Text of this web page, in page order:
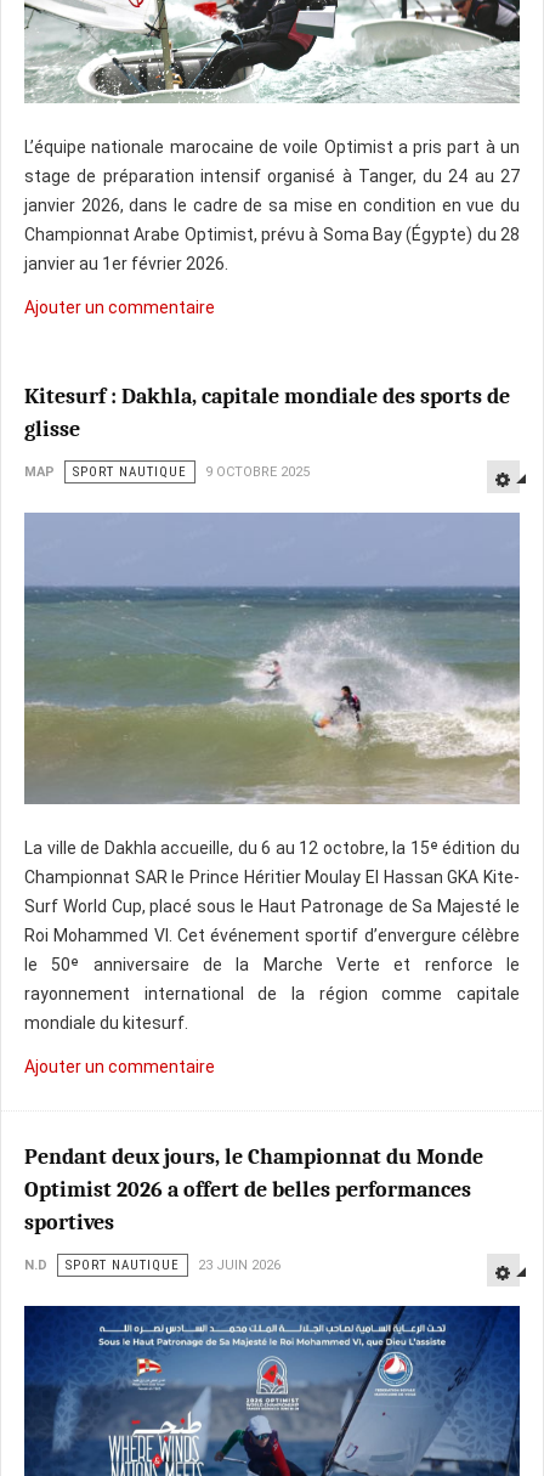
L’équipe nationale marocaine de voile Optimist a pris part à un
stage de préparation intensif organisé à Tanger, du 24 au 27
janvier 2026, dans le cadre de sa mise en condition en vue du
Championnat Arabe Optimist, prévu à Soma Bay (Égypte) du 28
janvier au 1er février 2026.
Ajouter un commentaire
Kitesurf : Dakhla, capitale mondiale des sports de
glisse
MAP SPORT NAUTIQUE 9 OCTOBRE 2025
La ville de Dakhla accueille, du 6 au 12 octobre, la 15ᵉ édition du
Championnat SAR le Prince Héritier Moulay El Hassan GKA Kite-
Surf World Cup, placé sous le Haut Patronage de Sa Majesté le
Roi Mohammed VI. Cet événement sportif d’envergure célèbre
le 50ᵉ anniversaire de la Marche Verte et renforce le
rayonnement international de la région comme capitale
mondiale du kitesurf.
Ajouter un commentaire
Pendant deux jours, le Championnat du Monde
Optimist 2026 a offert de belles performances
sportives
N.D SPORT NAUTIQUE 23 JUIN 2026